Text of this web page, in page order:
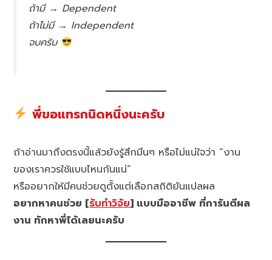
ถ้ามี → Dependent
ถ้าไม่มี → Independent
จบครับ
พี่ขอแทรกนิดหนึ่งนะครับ
ถ้าอ่านมาถึงตรงนี้แล้วยังรู้สึกมึนๆ หรือไม่แน่ใจว่า “งาน
ของเราควรใช้แบบไหนกันแน่”
หรืออยากให้มีคนช่วยดูตั้งแต่เลือกสถิติยันแปลผล
อยากหาคนช่วย [รับทำวิจัย] แบบมืออาชีพ ที่การันตีผล
งาน ทักหาพี่ได้เลยนะครับ